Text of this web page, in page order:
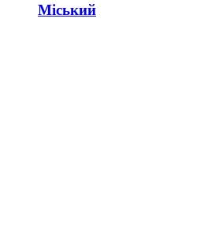
Міський